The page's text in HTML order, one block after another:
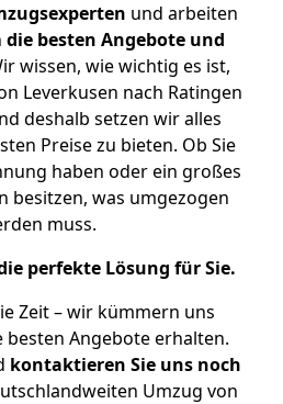
und arbeiten
die besten Angebote und
wissen, wie wichtig es ist,
Leverkusen nach Ratingen
deshalb setzen wir alles
Preise zu bieten. Ob Sie
haben oder ein großes
besitzen, was umgezogen
muss.
perfekte Lösung für Sie.
Zeit – wir kümmern uns
besten Angebote erhalten.
kontaktieren Sie uns noch
Umzug von